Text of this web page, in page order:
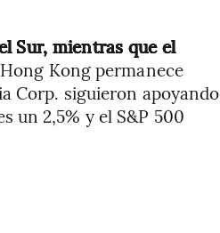
Sur, mientras que el
Kong permanece
Corp. siguieron apoyando
un 2,5% y el S&P 500